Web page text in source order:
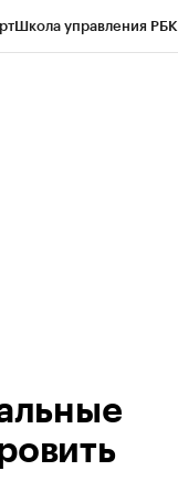
Школа управления РБК